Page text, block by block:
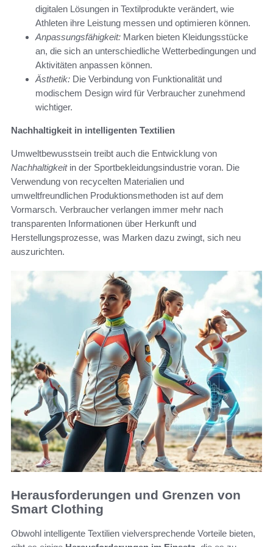
digitalen Lösungen in Textilprodukte verändert, wie
Athleten ihre Leistung messen und optimieren können.
Anpassungsfähigkeit: Marken bieten Kleidungsstücke
an, die sich an unterschiedliche Wetterbedingungen und
Aktivitäten anpassen können.
Ästhetik: Die Verbindung von Funktionalität und
modischem Design wird für Verbraucher zunehmend
wichtiger.
Nachhaltigkeit in intelligenten Textilien
Umweltbewusstsein treibt auch die Entwicklung von
Nachhaltigkeitin der Sportbekleidungsindustrie voran. Die
Verwendung von recycelten Materialien und
umweltfreundlichen Produktionsmethoden ist auf dem
Vormarsch. Verbraucher verlangen immer mehr nach
transparenten Informationen über Herkunft und
Herstellungsprozesse, was Marken dazu zwingt, sich neu
auszurichten.
Herausforderungen und Grenzen von
Smart Clothing
Obwohl intelligente Textilien vielversprechende Vorteile bieten,